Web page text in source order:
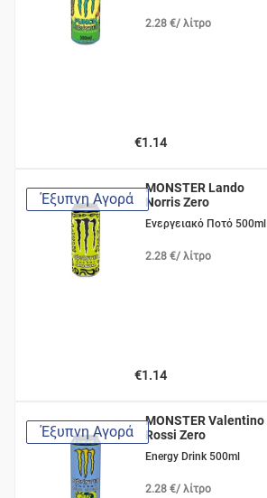
2.28 €/ λίτρο
€1.14
Έξυπνη Αγορά
MONSTER Lando
Norris Zero
Ενεργειακό Ποτό 500ml
2.28 €/ λίτρο
€1.14
Έξυπνη Αγορά
MONSTER Valentino
Rossi Zero
Energy Drink 500ml
2.28 €/ λίτρο